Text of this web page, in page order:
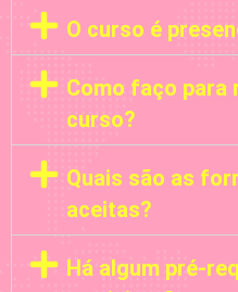
O curso é
Como faço para
curso?
Quais são as
aceitas?
Há algum pré-